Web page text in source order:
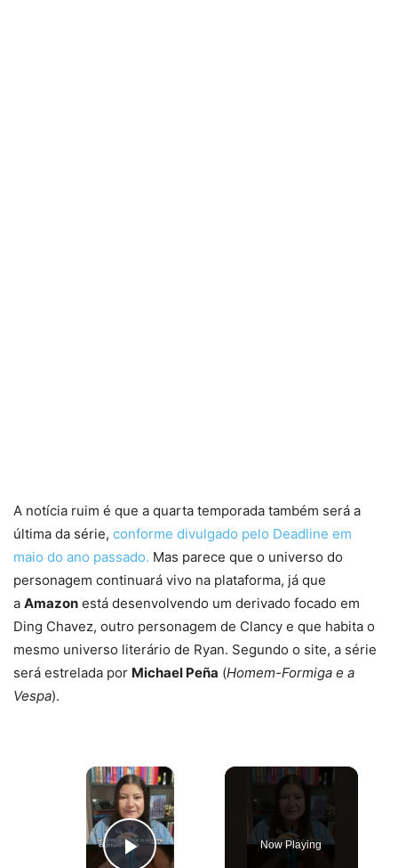
A notícia ruim é que a quarta temporada também será a
última da série, conforme divulgado pelo Deadline em
maio do ano passado. Mas parece que o universo do
personagem continuará vivo na plataforma, já que
a Amazon está desenvolvendo um derivado focado em
Ding Chavez, outro personagem de Clancy e que habita o
mesmo universo literário de Ryan. Segundo o site, a série
será estrelada por Michael Peña (Homem-Formiga e a
Vespa).
×
Now Playing